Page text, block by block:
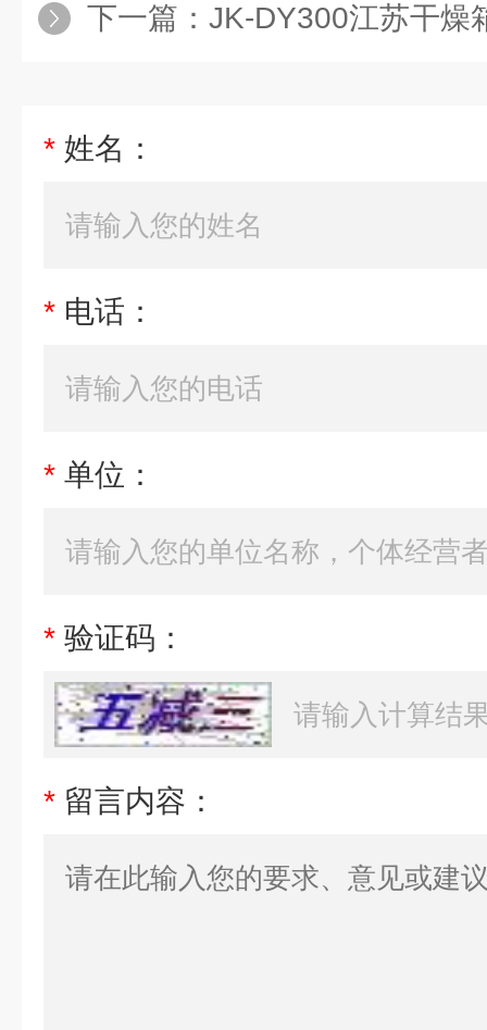
下一篇： JK-DY300江苏干燥箱,
* 姓名：
* 电话：
* 单位：
* 验证码：
* 留言内容：